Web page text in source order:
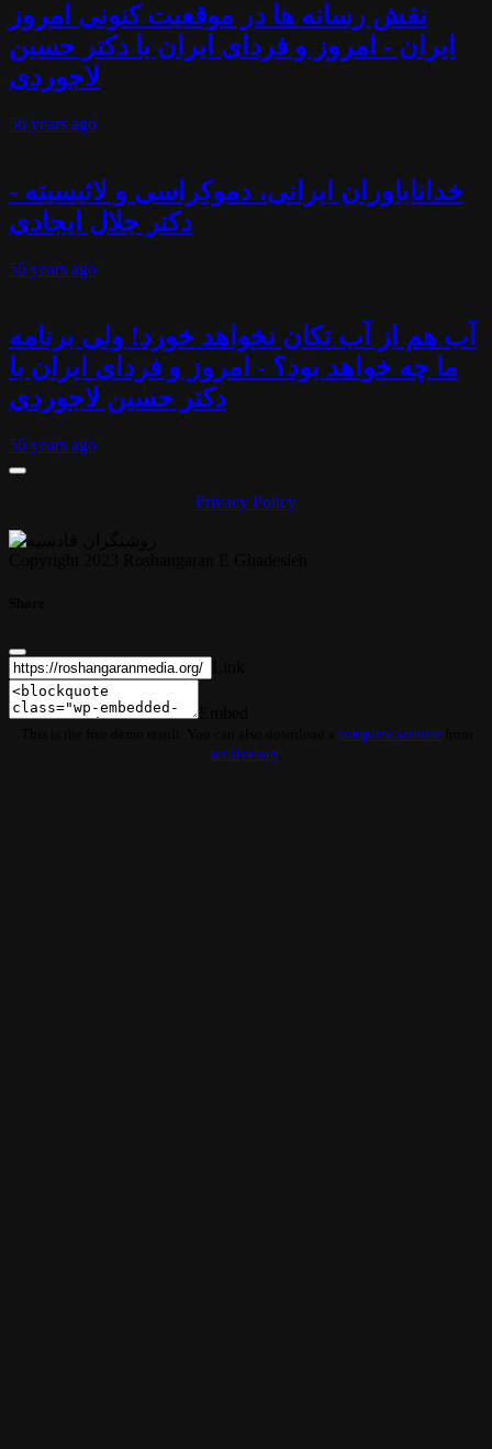
نقش رسانه ها در موقعیت کنونی امروز
ایران - امروز و فردای ایران با دکتر حسین
لاجوردی
56 years ago
خداناباوران ایرانی، دموکراسی و لائیسیته -
دکتر جلال ایجادی
56 years ago
آب هم از آب تکان نخواهد خورد! ولی برنامه
ما چه خواهد بود؟ - امروز و فردای ایران با
دکتر حسین لاجوردی
56 years ago
Privacy Policy
complete websitefrom
archive.org